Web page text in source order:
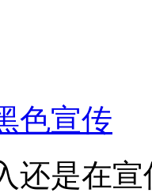
色宣传
还是在